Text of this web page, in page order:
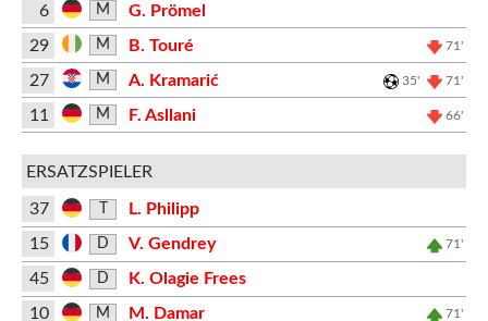
6 M
G. Prömel
29
M B. Touré 71'
27 M A. Kramarić 35' 71'
11 M F. Asllani 66'
ERSATZSPIELER
37
L. Philipp
15
D V. Gendrey 71'
45 D
K. Olagie Frees
10
M M. Damar 71'